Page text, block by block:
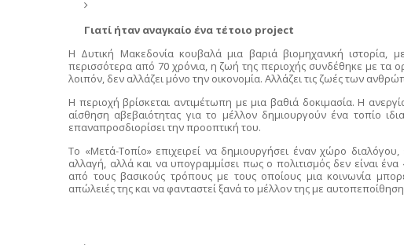
Γιατί ήταν αναγκαίο ένα τέτοιο project
Η Δυτική Μακεδονία κουβαλά μια βαριά βιομηχανική ιστορία,
περισσότερα από 70 χρόνια, η ζωή της περιοχής συνδέθηκε με τα
λοιπόν, δεν αλλάζει μόνο την οικονομία. Αλλάζει τις ζωές των
Η περιοχή βρίσκεται αντιμέτωπη με μια βαθιά δοκιμασία. Η
αίσθηση αβεβαιότητας για το μέλλον δημιουργούν ένα τοπίο
επαναπροσδιορίσει την προοπτική του.
Το «Μετά-Τοπίο» επιχειρεί να δημιουργήσει έναν χώρο
αλλαγή, αλλά και να υπογραμμίσει πως ο πολιτισμός δεν είναι
από τους βασικούς τρόπους με τους οποίους μια κοινωνία
απώλειές της και να φανταστεί ξανά το μέλλον της με